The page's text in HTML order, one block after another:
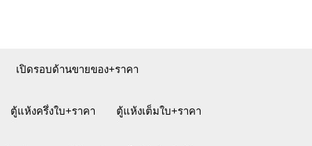
เปิดรอบด้านขายของ+ราคา
ตู้แห้งครึ่งใบ+ราคา ตู้แห้งเต็มใบ+ราคา